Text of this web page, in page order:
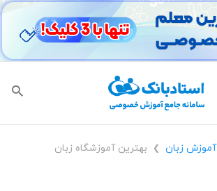
آموزش زبان ❯ بهترین آموزشگاه زبان